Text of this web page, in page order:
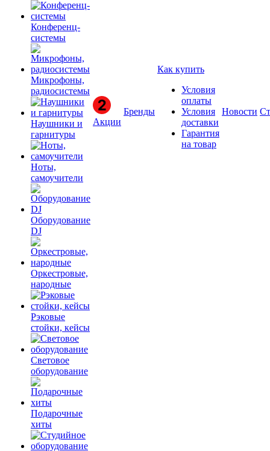
Конференц-
системы
Микрофоны,
радиосистемы
Наушники и
гарнитуры
Ноты,
самоучители
Оборудование
DJ
Оркестровые,
народные
Рэковые
стойки, кейсы
Световое
оборудование
Подарочные
хиты
Акции
Бренды
Как купить
Условия
оплаты
Условия
доставки
Гарантия
на товар
Новости